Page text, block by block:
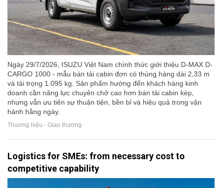
Ngày 29/7/2026, ISUZU Việt Nam chính thức giới thiệu D-MAX D-
CARGO 1000 - mẫu bán tải cabin đơn có thùng hàng dài 2,33 m
và tải trọng 1.095 kg. Sản phẩm hướng đến khách hàng kinh
doanh cần năng lực chuyên chở cao hơn bán tải cabin kép,
nhưng vẫn ưu tiên sự thuận tiện, bền bỉ và hiệu quả trong vận
hành hằng ngày.
Thương hiệu - Giao thương
Logistics for SMEs: from necessary cost to
competitive capability